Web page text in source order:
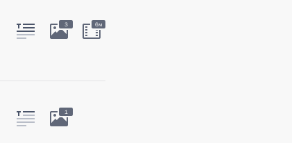
3 6м
1